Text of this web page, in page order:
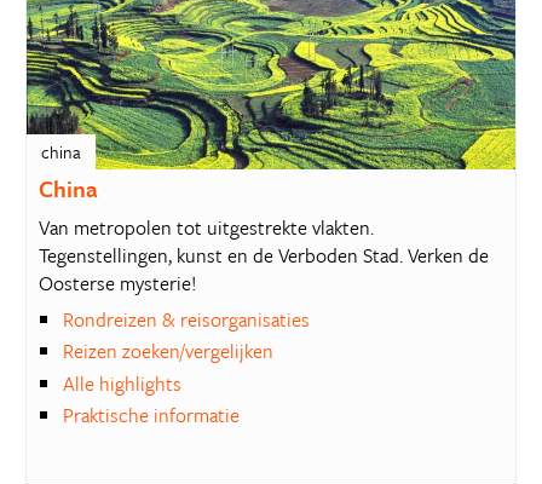
china
China
Van metropolen tot uitgestrekte vlakten.
Tegenstellingen, kunst en de Verboden Stad. Verken de
Oosterse mysterie!
Rondreizen & reisorganisaties
Reizen zoeken/vergelijken
Alle highlights
Praktische informatie